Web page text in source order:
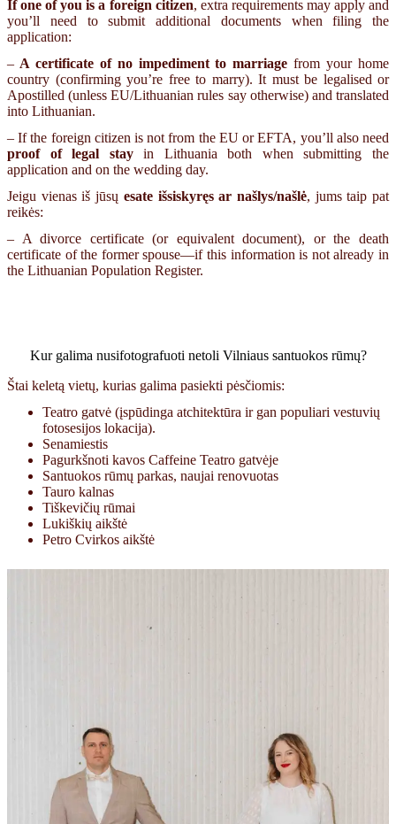
If one of you is a foreign citizen, extra requirements may apply and
you’ll need to submit additional documents when filing the
application:
– A certificate of no impediment to marriage from your home
country (confirming you’re free to marry). It must be legalised or
Apostilled (unless EU/Lithuanian rules say otherwise) and translated
into Lithuanian.
– If the foreign citizen is not from the EU or EFTA, you’ll also need
proof of legal stayin Lithuania both when submitting the
application and on the wedding day.
Jeigu vienas iš jūsų esate išsiskyręs ar našlys/našlė, jums taip pat
reikės:
– A divorce certificate (or equivalent document), or the death
certificate of the former spouse—if this information is not already in
the Lithuanian Population Register.
Kur galima nusifotografuoti netoli Vilniaus santuokos rūmų?
Štai keletą vietų, kurias galima pasiekti pėsčiomis:
Teatro gatvė (įspūdinga atchitektūra ir gan populiari vestuvių
fotosesijos lokacija).
Senamiestis
Pagurkšnoti kavos Caffeine Teatro gatvėje
Santuokos rūmų parkas, naujai renovuotas
Tauro kalnas
Tiškevičių rūmai
Lukiškių aikštė
Petro Cvirkos aikštė